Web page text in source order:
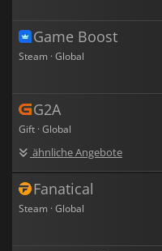
Game Boost
Steam · Global
G2A
Gift · Global
ähnliche Angebote
Fanatical
Steam · Global